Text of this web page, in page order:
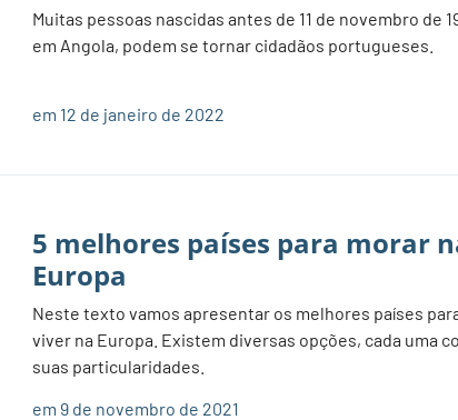
Muitas pessoas nascidas antes de 11 de novembro de
em Angola, podem se tornar cidadãos portugueses.
em 12 de janeiro de 2022
5 melhores países para morar
Europa
Neste texto vamos apresentar os melhores países
viver na Europa. Existem diversas opções, cada uma
suas particularidades.
em 9 de novembro de 2021